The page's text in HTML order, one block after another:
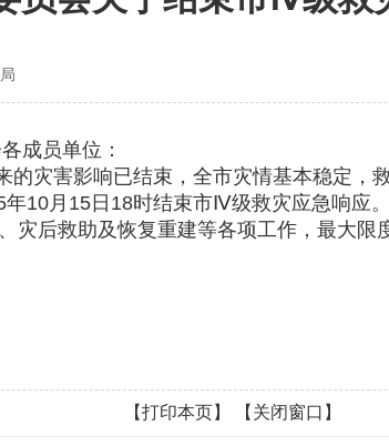
成员单位：
的灾害影响已结束，全市灾情基本稳定
10月15日18时结束市Ⅳ级救灾应急响应。
灾后救助及恢复重建等各项工作，最大限
【打印本页】 【关闭窗口】